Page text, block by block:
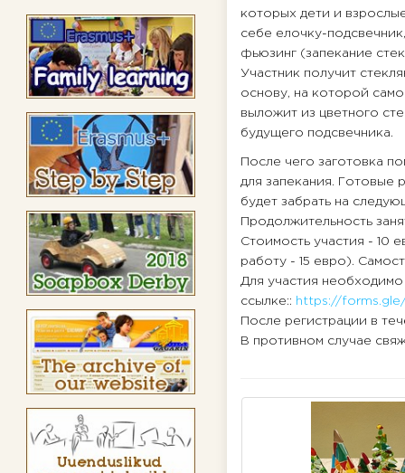
которых дети и
себе елочку-
фьюзинг (запекание
Участник получит
основу, на которой
выложит из цветного
будущего подсвечника.
После чего заготовка
для запекания. Готовые
будет забрать на
Продолжительность
Стоимость участия - 10
работу - 15 евро).
Для участия необходимо
ссылке:: https://forms.gle/
После регистрации в
В противном случае